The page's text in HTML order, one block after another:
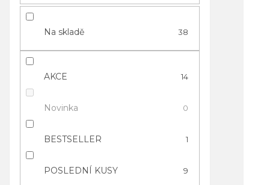
Na skladě 38
AKCE 14
Novinka 0
BESTSELLER 1
POSLEDNÍ KUSY 9